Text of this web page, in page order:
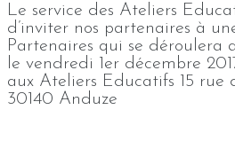
Le service des Ateliers
d’inviter nos partenaires à
Partenaires qui se déroulera
le vendredi 1er décembre
aux Ateliers Educatifs 15 rue
30140 Anduze